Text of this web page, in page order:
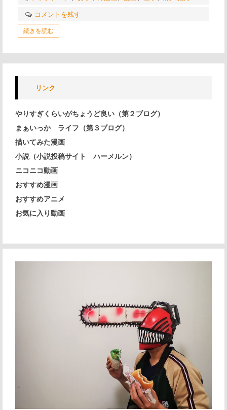
コメントを残す
続きを読む
リンク
やりすぎくらいがちょうど良い（第２ブログ）
まぁいっか ライフ（第３ブログ）
描いてみた漫画
小説（小説投稿サイト ハーメルン）
ニコニコ動画
おすすめ漫画
おすすめアニメ
お気に入り動画